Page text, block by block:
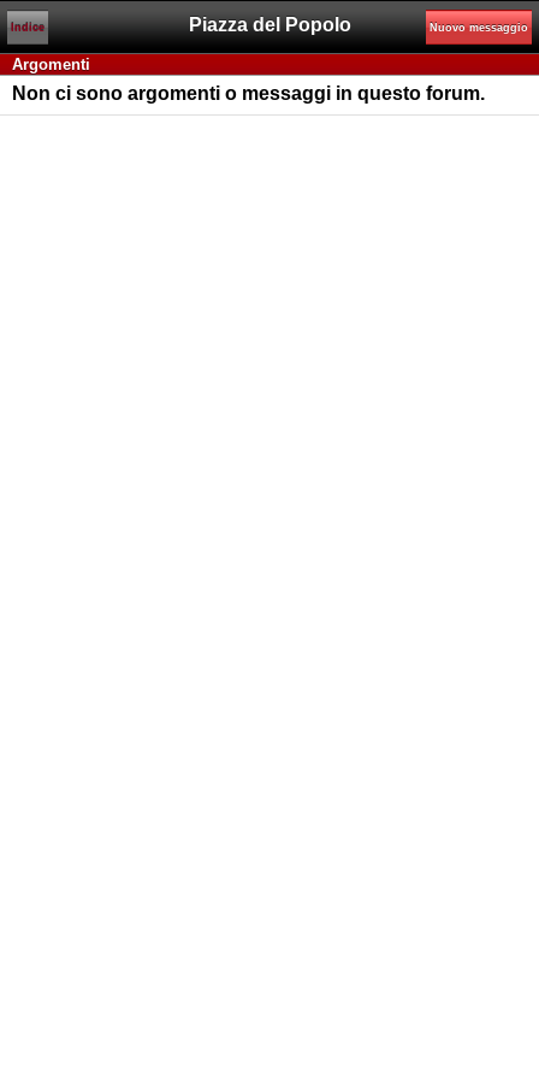
Piazza del Popolo
Indice Nuovo messaggio
Argomenti
Non ci sono argomenti o messaggi in questo forum.